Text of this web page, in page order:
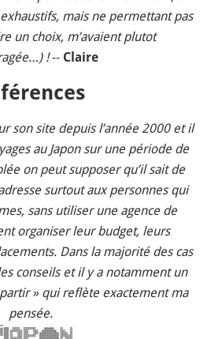
mais ne permettant pas
un choix, m’avaient plutot
!-- Claire
son site depuis l’année 2000 et il
au Japon sur une période de
on peut supposer qu’il sait de
surtout aux personnes qui
sans utiliser une agence de
organiser leur budget, leurs
Dans la majorité des cas
conseils et il y a notamment un
» qui reflète exactement ma
pensée.